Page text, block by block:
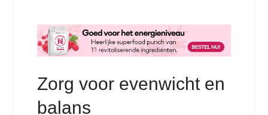
Zorg voor evenwicht en
balans